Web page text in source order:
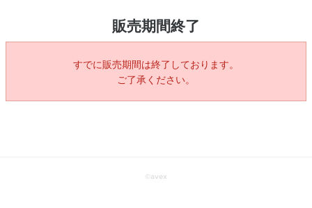
販売期間終了
すでに販売期間は終了しております。
ご了承ください。
© avex